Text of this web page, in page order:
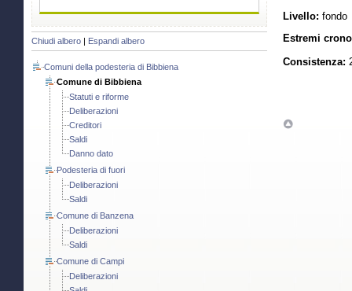
Chiudi albero Espandi albero
Comuni della podesteria di Bibbiena
Comune di Bibbiena
Statuti e riforme
Deliberazioni
Creditori
Saldi
Danno dato
Podesteria di fuori
Deliberazioni
Saldi
Comune di Banzena
Deliberazioni
Saldi
Comune di Campi
Deliberazioni
Livello: fondo
Estremi
Consistenza: